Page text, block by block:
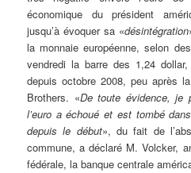
économique du président
jusqu’à évoquer sa «désintégration
la monnaie européenne, selon
vendredi la barre des 1,24
depuis octobre 2008, peu après
Brothers. «De toute évidence, je
l’euro a échoué et est tombé
depuis le début», du fait de
commune, a déclaré M. Volcker,
fédérale, la banque centrale